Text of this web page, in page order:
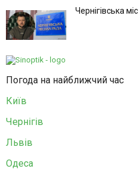
Чернігівська
Погода на найближчий час
Київ
Чернігів
Львів
Одеса